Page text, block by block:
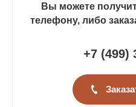
Вы можете
телефону, либо
+7 (499)